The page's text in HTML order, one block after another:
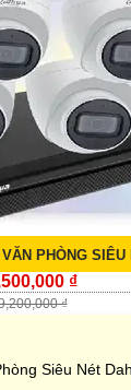
PHÒNG SIÊU
₫
₫
Siêu Nét